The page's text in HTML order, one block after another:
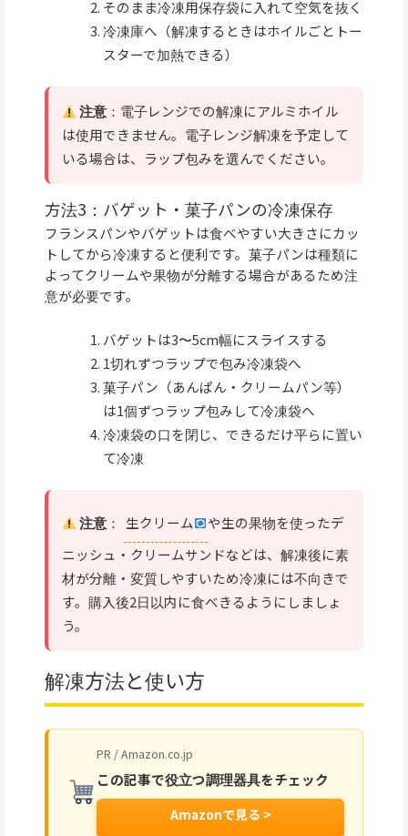
そのまま冷凍用保存袋に入れて空気を抜く
冷凍庫へ（解凍するときはホイルごとトー
スターで加熱できる）
注意 ：電子レンジでの解凍にアルミホイル
は使用できません。電子レンジ解凍を予定して
いる場合は、ラップ包みを選んでください。
方法3：バゲット・菓子パンの冷凍保存
フランスパンやバゲットは食べやすい大きさにカッ
トしてから冷凍すると便利です。菓子パンは種類に
よってクリームや果物が分離する場合があるため注
意が必要です。
バゲットは3〜5cm幅にスライスする
1切れずつラップで包み冷凍袋へ
菓子パン（あんぱん・クリームパン等）
は1個ずつラップ包みして冷凍袋へ
冷凍袋の口を閉じ、できるだけ平らに置い
て冷凍
注意 ： 生クリーム
や生の果物を使ったデ
ニッシュ・クリームサンドなどは、解凍後に素
材が分離・変質しやすいため冷凍には不向きで
す。購入後2日以内に食べきるようにしましょ
う。
解凍方法と使い方
PR / Amazon.co.jp
この記事で役立つ調理器具をチェック
Amazonで見る >